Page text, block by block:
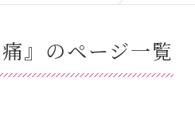
』のページ一覧